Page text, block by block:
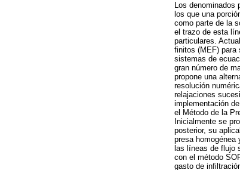
Los denominados
los que una
como parte de la
el trazo de esta
particulares.
finitos (MEF) para
sistemas de
gran número de
propone una
resolución
relajaciones
implementación
el Método de la
Inicialmente se
posterior, su
presa homogénea
las líneas de flujo
con el método
gasto de